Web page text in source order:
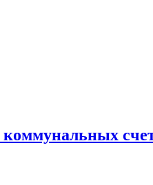
коммунальных